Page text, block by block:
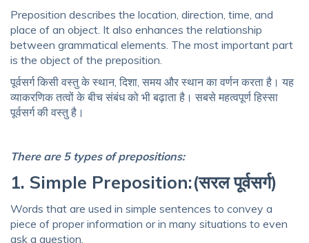
Preposition describes the location, direction, time, and
place of an object. It also enhances the relationship
between grammatical elements. The most important part
is the object of the preposition.
पूर्वसर्ग किसी वस्तु के स्थान, दिशा, समय और स्थान का वर्णन करता है। यह
व्याकरणिक तत्वों के बीच संबंध को भी बढ़ाता है। सबसे महत्वपूर्ण हिस्सा
पूर्वसर्ग की वस्तु है।
There are 5 types of prepositions:
1. Simple Preposition:(सरल पूर्वसर्ग)
Words that are used in simple sentences to convey a
piece of proper information or in many situations to even
ask a question.